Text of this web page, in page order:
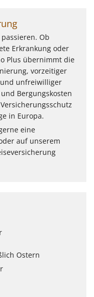
Ob
Erkrankung oder
Plus übernimmt die
vorzeitiger
unfreiwilliger
Bergungskosten
in Europa.
eine
auf unserem
Ostern